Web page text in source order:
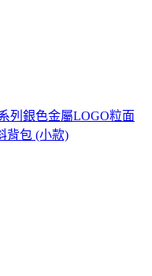
列銀色金屬LOGO粒面
背包 (小款)